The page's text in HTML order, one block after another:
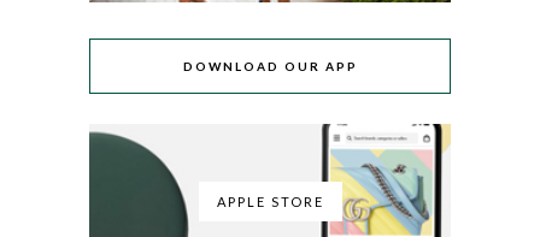
DOWNLOAD OUR APP
APPLE STORE